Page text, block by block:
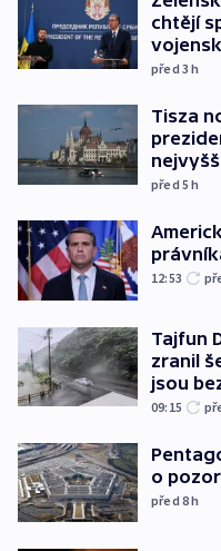
chtějí
před 3h
Tisza
před 5h
12:53
Tajfun
zranil
jsou
09:15
o
před 8h